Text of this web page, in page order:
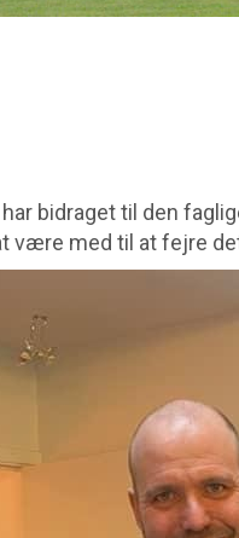
bidraget til den
være med til at fejre